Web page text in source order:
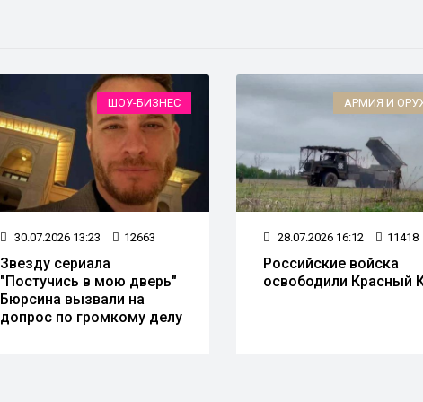
ШОУ-БИЗНЕС
30.07.2026 13:23 12663
Звезду сериала
"Постучись в мою дверь"
Бюрсина вызвали на
допрос по громкому делу
АРМИЯ И
28.07.2026 16:12 11418
Российские войска
освободили Красный